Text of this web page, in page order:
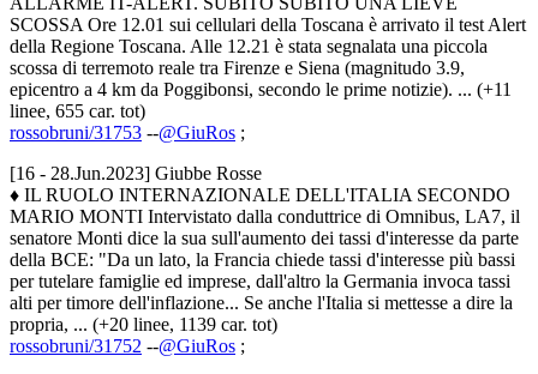
SCOSSA Ore 12.01 sui cellulari della Toscana è arrivato il test Alert
della Regione Toscana. Alle 12.21 è stata segnalata una piccola
scossa di terremoto reale tra Firenze e Siena (magnitudo 3.9,
epicentro a 4 km da Poggibonsi, secondo le prime notizie). ... (+11
linee, 655 car. tot)
rossobruni/31753 --@GiuRos ;
[16 - 28.Jun.2023] Giubbe Rosse
♦ IL RUOLO INTERNAZIONALE DELL'ITALIA SECONDO
MARIO MONTI Intervistato dalla conduttrice di Omnibus, LA7, il
senatore Monti dice la sua sull'aumento dei tassi d'interesse da parte
della BCE: "Da un lato, la Francia chiede tassi d'interesse più bassi
per tutelare famiglie ed imprese, dall'altro la Germania invoca tassi
alti per timore dell'inflazione... Se anche l'Italia si mettesse a dire la
propria, ... (+20 linee, 1139 car. tot)
rossobruni/31752 --@GiuRos ;